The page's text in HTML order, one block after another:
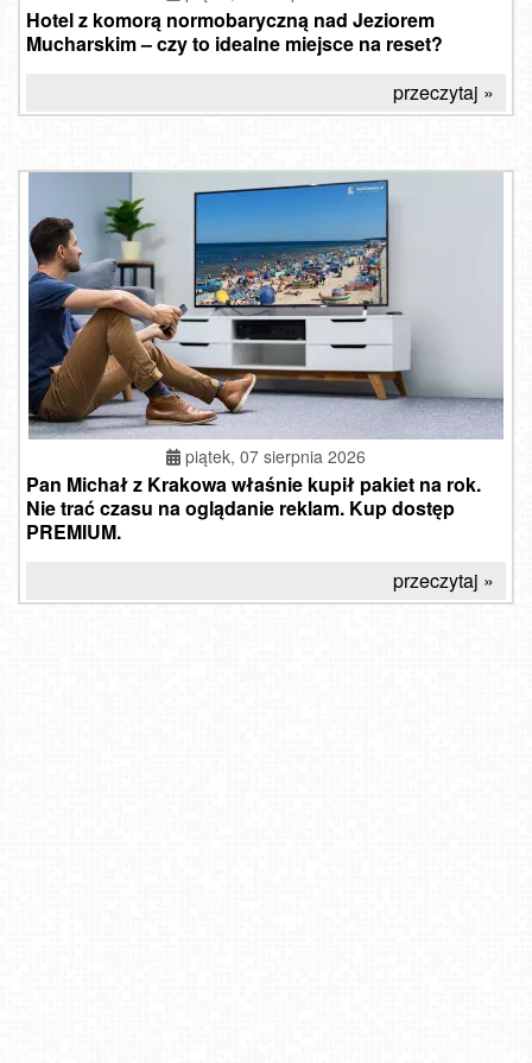
Hotel z komorą normobaryczną nad Jeziorem
Mucharskim – czy to idealne miejsce na reset?
przeczytaj »
piątek, 07 sierpnia 2026
Pan Michał z Krakowa właśnie kupił pakiet na rok.
Nie trać czasu na oglądanie reklam. Kup dostęp
PREMIUM.
przeczytaj »